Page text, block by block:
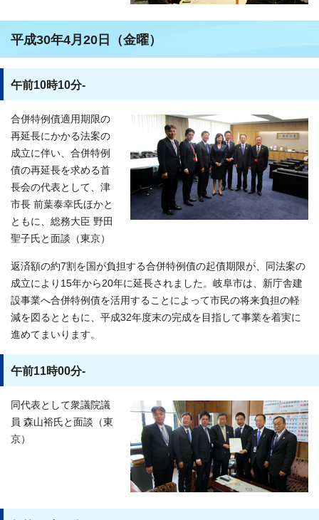
平成30年4月20日（金曜）
午前10時10分-
合併特例債適用期限の
再延長にかかる法案の
成立に伴い、合併特例
債の再延長を求める首
長会の代表として、津
市長 前葉泰幸氏ほかと
ともに、総務大臣 野田
聖子氏と面談（東京）
返済額の約7割を国が負担する合併特例債の起債期限が、同法案の
成立により15年から20年に延長されました。岐阜市は、新庁舎建
設事業へ合併特例債を活用することによって市民の将来負担の軽
減を図るとともに、平成32年度末の完成を目指して事業を着実に
進めてまいります。
午前11時00分-
同代表として衆議院議
員 森山裕氏と面談（東
京）